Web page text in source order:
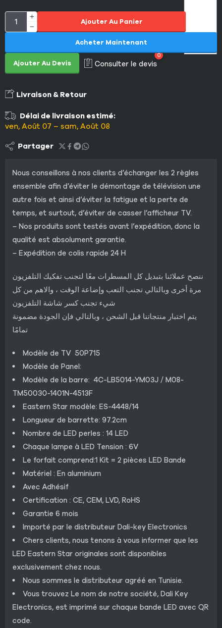
Ajouter Au Panier
Ajouter Au Devis Consulter le devis
0
Acheter Maintenant
Livraison & Retour
Délai de livraison estimé:
ven, Août 07 – sam, Août 08
Partager
Nous conseillons à nos clients d’échanger les 2 règles
ensemble afin d’éviter le démontage de télévision une
autre fois et ainsi d’éviter la fatigue et la perte de
temps, et surtout, d’éviter de casser l’afficheur TV.
– Nos produits sont testés avant l’expédition, donc la
qualité est absolument garantie.
– Expédition de colis rapide 24 H
ننصح عملائنا بتبديل كل المسطرات معًا لتجنب تفكيك التلفزيون
مرة أخرى وبالتالي تجنب التعب وإضاعة الوقت ، والاهم من كل
شيء تجنب كسر شاشة التلفزيون
يتم اختبار منتجاتنا قبل الشحن ، وبالتالي فإن الجودة مضمونة
تمامًا
Modèle de TV 50P715
Modèle de Panel:
Modèle de la barre: 4C-LB5014-YM03J / M08-
TM50030-1401N-4513F
Eastern Star modèle: ES-4448/14
Longueur de barrette: 97.2cm
Nombre de LED perles : 14 LED
Chaque lampe à LED Tension : 6V
Le forfait comprend:1 Kit = 2 pièces LED Bande
Matériel : En aluminium
Avec Adhésif
Certification : CE, CEM, LVD, RoHS
Garantie 6 mois
Importé par le distributeur Dali-key Electronics
Chers clients, nous tenons à vous informer que les
LED Eastern Star originales sont disponibles
exclusivement chez nous.
Nous sommes le distributeur agréé en Tunisie.
Vous trouvez Le nom de notre société, Dali Key
Electronics, est imprimé sur chaque bande LED avec QR
code.